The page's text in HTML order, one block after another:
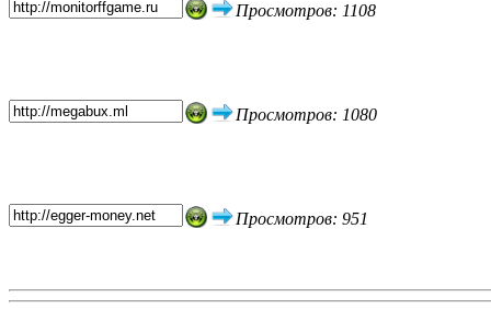
Просмотров: 1108
Просмотров: 1080
Просмотров: 951